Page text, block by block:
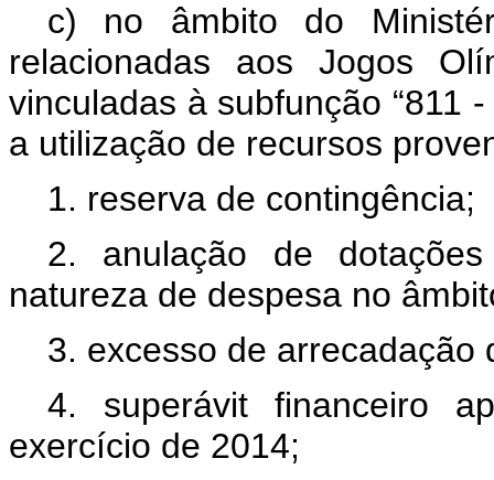
c) no âmbito do
relacionadas aos Jogos
vinculadas à subfunção “811
a utilização de recursos
1. reserva de contingência;
2. anulação de
natureza de despesa no
3. excesso de arrecadação
4. superávit financeiro
exercício de 2014;